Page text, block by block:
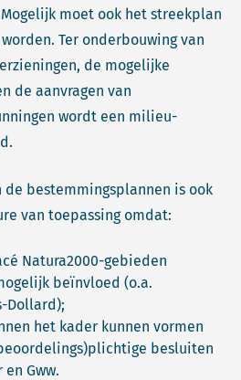
moet ook het streekplan
Ter onderbouwing van
de mogelijke
de aanvragen van
wordt een milieu-
de bestemmingsplannen is ook
van toepassing omdat:
Natura2000-gebieden
beïnvloed (o.a.
Dollard);
het kader kunnen vormen
besluiten
Gww.